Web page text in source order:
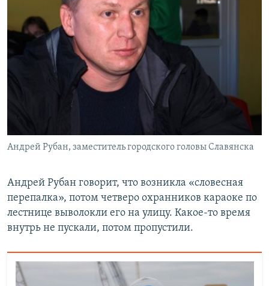
Андрей Рубан, заместитель городского головы Славянска
Андрей Рубан говорит, что возникла «словесная
перепалка», потом четверо охранников караоке по
лестнице выволокли его на улицу. Какое-то время
внутрь не пускали, потом пропустили.